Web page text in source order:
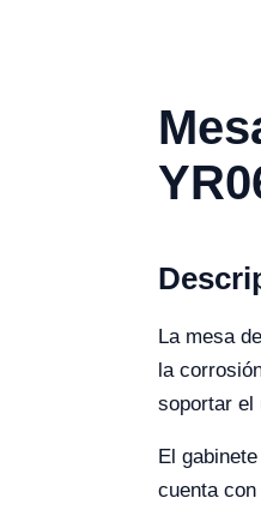
La mesa
la
soportar el
El
cuenta